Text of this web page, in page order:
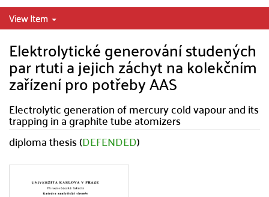
View Item
Elektrolytické generování studených
par rtuti a jejich záchyt na kolekčním
zařízení pro potřeby AAS
Electrolytic generation of mercury cold vapour and its
trapping in a graphite tube atomizers
diploma thesis (DEFENDED)